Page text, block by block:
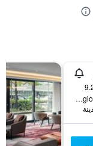
كرالودفوروسكا 4, براغ, Prague Region, جمهورية التشيك